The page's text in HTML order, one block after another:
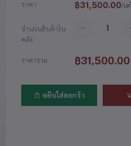
ราคา ฿31,500.00/เค
จำนวนสินค้าใน
คลัง
ราคารวม ฿31,500.00
หยิบใส่ตะกร้า